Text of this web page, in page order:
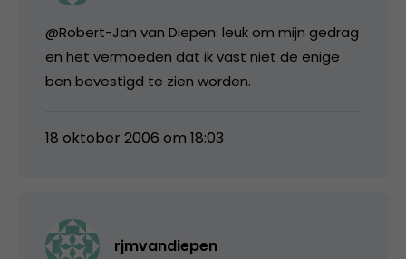
@Robert-Jan van Diepen: leuk om mijn gedrag
en het vermoeden dat ik vast niet de enige
ben bevestigd te zien worden.
18 oktober 2006 om 18:03
rjmvandiepen